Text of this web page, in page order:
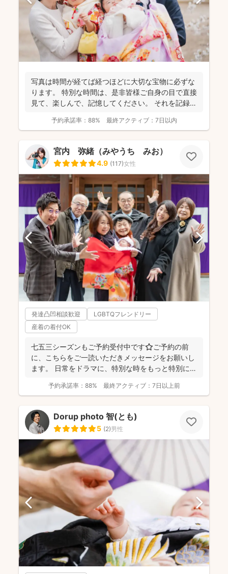
写真は時間が経てば経つほどに大切な宝物に必ずな
ります。 特別な時間は、是非皆様ご自身の目で直接
見て、楽しんで、記憶してください。 それを記録す
予約承諾率： 88% 最終アクティブ： 7日以内
宮内 弥緒（みやうち みお）
4.9 (117)女性
発達凸凹相談歓迎
LGBTQフレンドリー
産着の着付OK
七五三シーズンもご予約受付中です⭐️ご予約の前
に、こちらをご一読いただきメッセージをお願いし
ます。 日常をドラマに、特別な時をもっと特別に
予約承諾率： 88% 最終アクティブ： 7日以上前
Dorup photo 智(とも)
5 (2)男性